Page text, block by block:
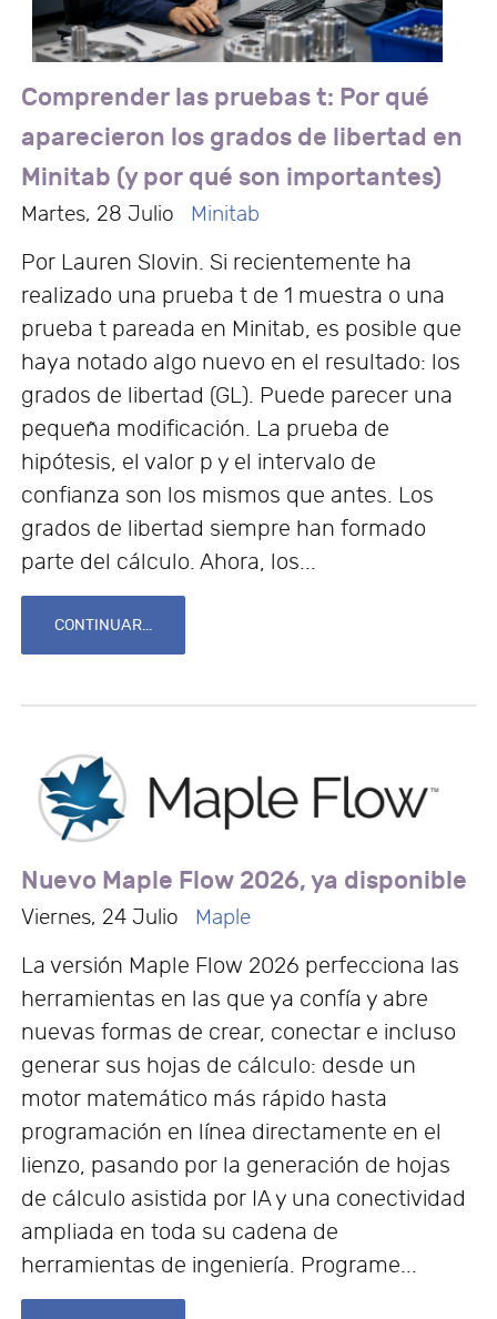
Comprender las pruebas t: Por qué
aparecieron los grados de libertad en
Minitab (y por qué son importantes)
Martes, 28 Julio Minitab
Por Lauren Slovin. Si recientemente ha
realizado una prueba t de 1 muestra o una
prueba t pareada en Minitab, es posible que
haya notado algo nuevo en el resultado: los
grados de libertad (GL). Puede parecer una
pequeña modificación. La prueba de
hipótesis, el valor p y el intervalo de
confianza son los mismos que antes. Los
grados de libertad siempre han formado
parte del cálculo. Ahora, los...
CONTINUAR...
Nuevo Maple Flow 2026, ya disponible
Viernes, 24 Julio Maple
La versión Maple Flow 2026 perfecciona las
herramientas en las que ya confía y abre
nuevas formas de crear, conectar e incluso
generar sus hojas de cálculo: desde un
motor matemático más rápido hasta
programación en línea directamente en el
lienzo, pasando por la generación de hojas
de cálculo asistida por IA y una conectividad
ampliada en toda su cadena de
herramientas de ingeniería. Programe...